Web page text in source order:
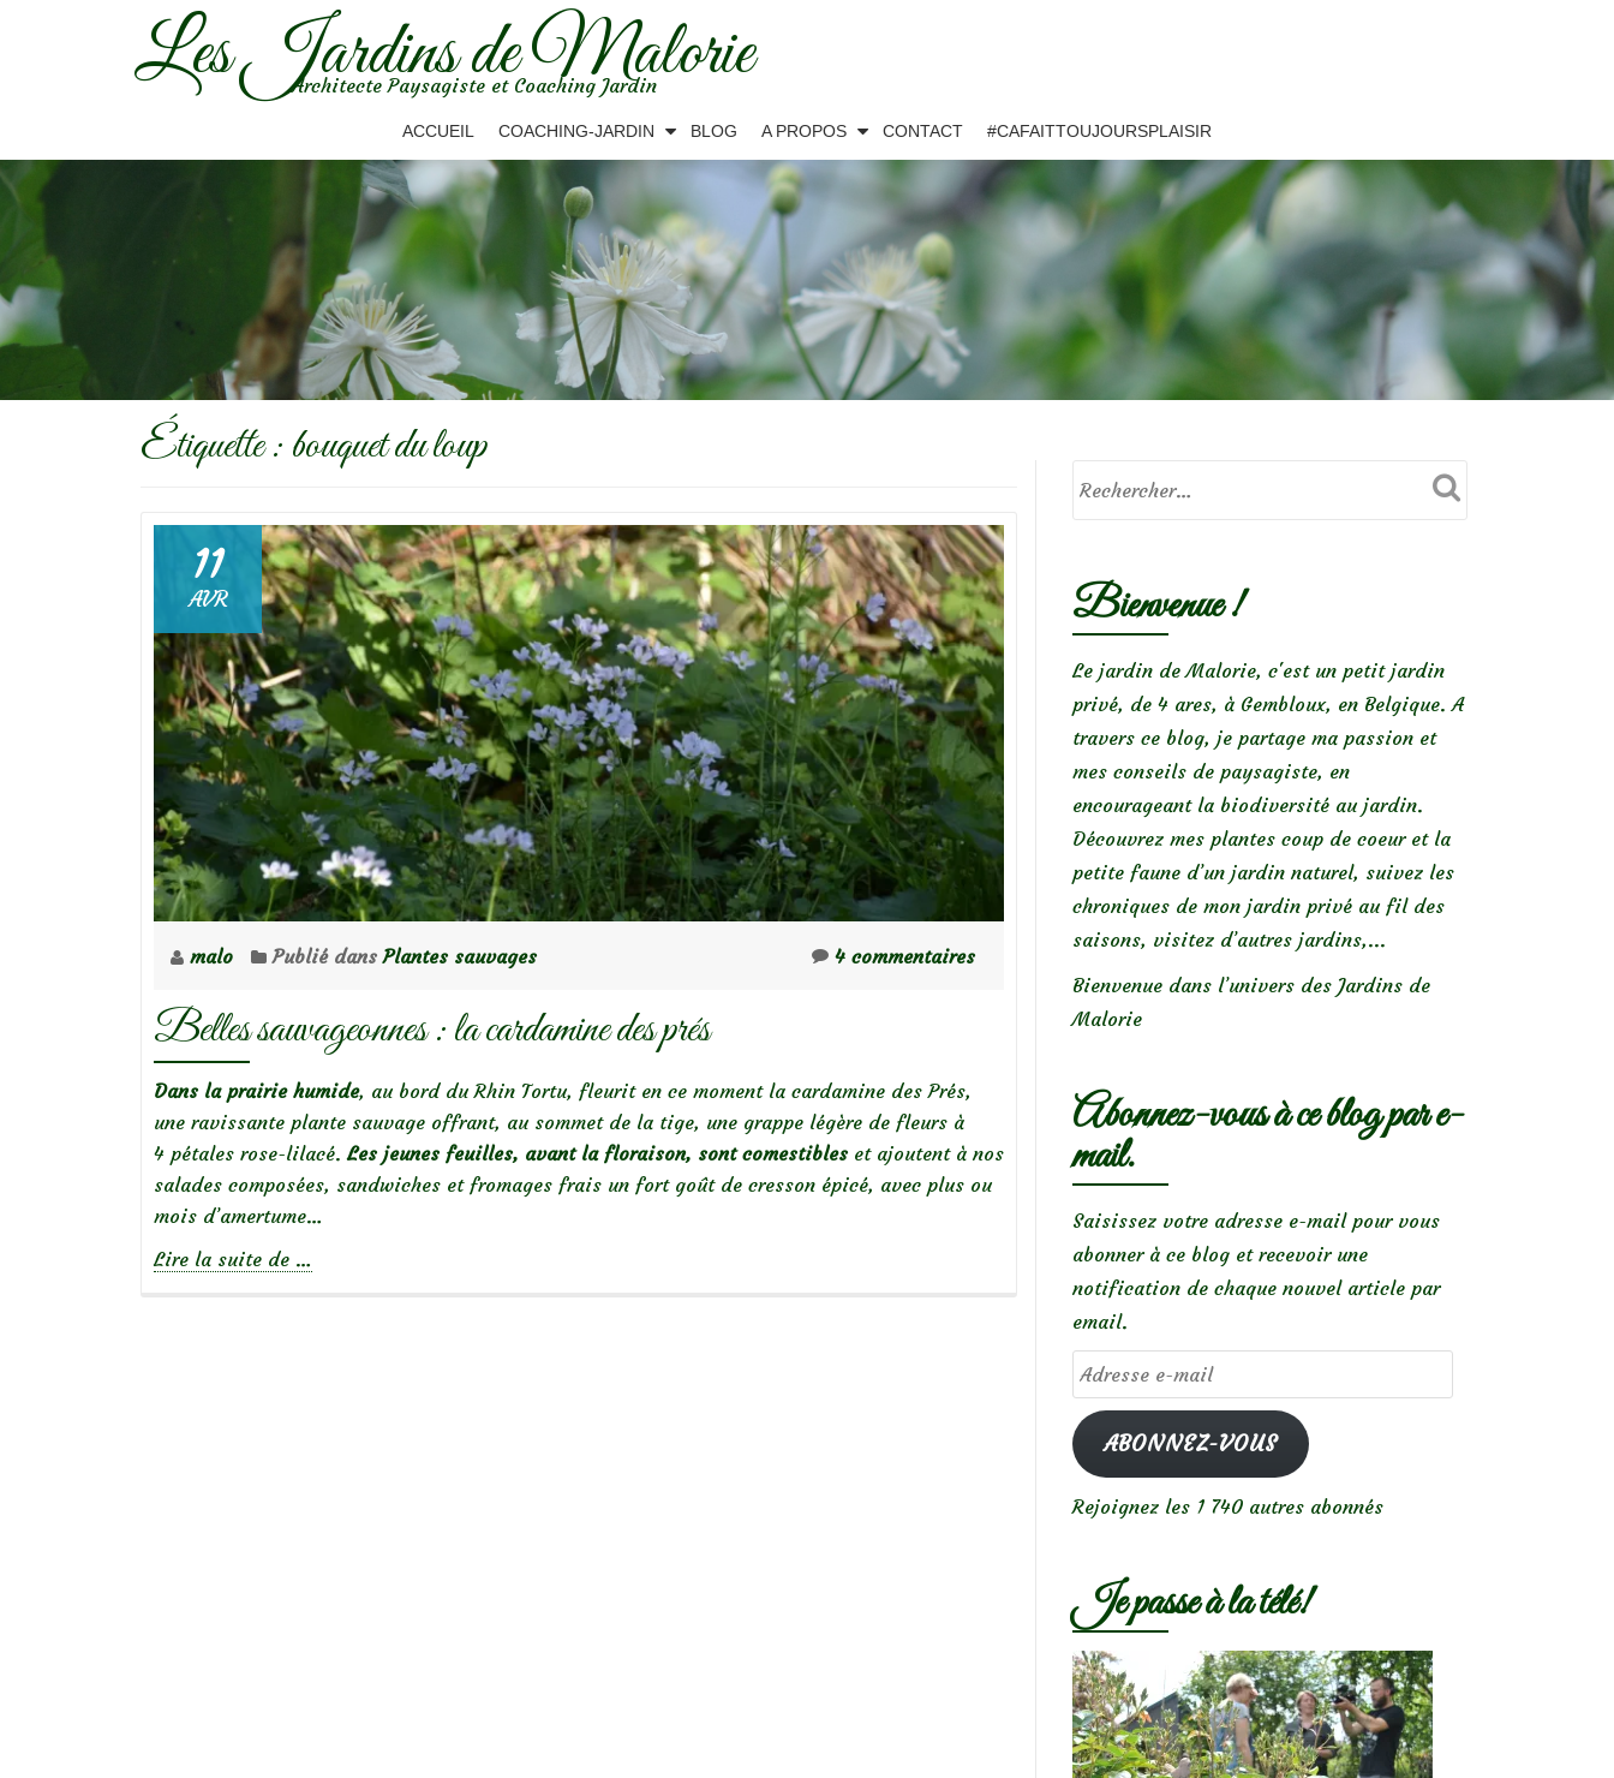
Les Jardins de Malorie
Architecte Paysagiste et Coaching Jardin
ACCUEIL COACHING-JARDIN BLOG A PROPOS CONTACT #CAFAITTOUJOURSPLAISIR
Étiquette : bouquet du loup
11
AVR
malo Publié dansPlantes sauvages 4 commentaires
Belles sauvageonnes : la cardamine des prés
Dans la prairie humide, au bord du Rhin Tortu, fleurit en ce moment la cardamine des Prés,
une ravissante plante sauvage offrant, au sommet de la tige, une grappe légère de fleurs à
4 pétales rose-lilacé.Les jeunes feuilles, avant la floraison, sont comestibles et ajoutent à nos
salades composées, sandwiches et fromages frais un fort goût de cresson épicé, avec plus ou
mois d’amertume…
Lire la suite de …
Bienvenue !
Le jardin de Malorie, c'est un petit jardin
privé, de 4 ares, à Gembloux, en Belgique. A
travers ce blog, je partage ma passion et
mes conseils de paysagiste, en
encourageant la biodiversité au jardin.
Découvrez mes plantes coup de coeur et la
petite faune d’un jardin naturel, suivez les
chroniques de mon jardin privé au fil des
saisons, visitez d’autres jardins,...
Bienvenue dans l’univers des Jardins de
Malorie
Abonnez-vous à ce blog par e-
mail.
Saisissez votre adresse e-mail pour vous
abonner à ce blog et recevoir une
notification de chaque nouvel article par
email.
Adresse
e-
mailABONNEZ-VOUS
Rejoignez les 1 740 autres abonnés
Je passe à la télé!